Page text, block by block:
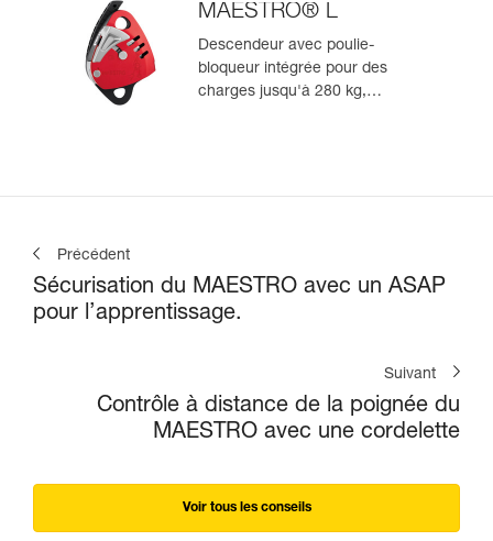
MAESTRO® L
Descendeur avec poulie-
bloqueur intégrée pour des
charges jusqu'à 280 kg,
Précédent
Sécurisation du MAESTRO avec un ASAP
pour l’apprentissage.
Suivant
Contrôle à distance de la poignée du
MAESTRO avec une cordelette
Voir tous les conseils